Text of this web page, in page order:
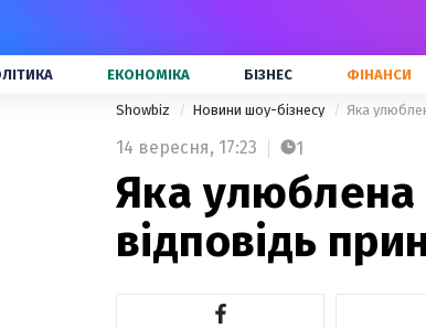
ЕКОНОМІКА БІЗНЕС ФІНАНСИ
Showbiz Новини шоу-бізнесу Яка
14 вересня, 17:23 1
Яка улюблена
відповідь